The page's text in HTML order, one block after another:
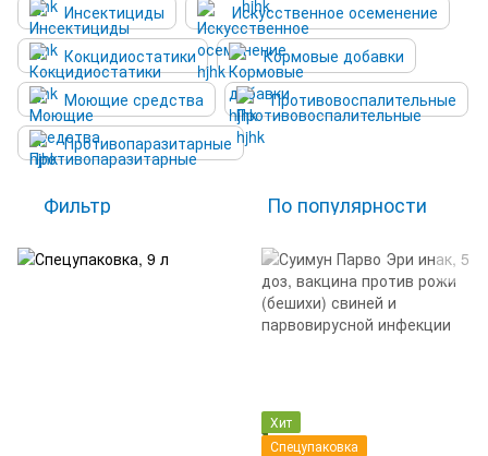
Инсектициды
Искусственное осеменение
Кокцидиостатики
Кормовые добавки
Моющие средства
Противовоспалительные
Противопаразитарные
Фильтр По популярности
Хит
Спецупаковка